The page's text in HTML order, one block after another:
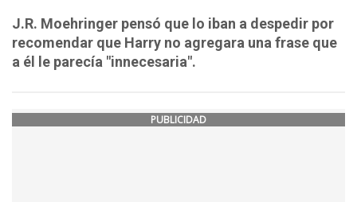
J.R. Moehringer pensó que lo iban a despedir por
recomendar que Harry no agregara una frase que
a él le parecía "innecesaria".
PUBLICIDAD